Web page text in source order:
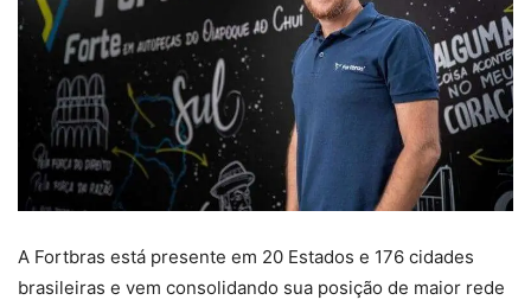
A Fortbras está presente em 20 Estados e 176 cidades
brasileiras e vem consolidando sua posição de maior rede